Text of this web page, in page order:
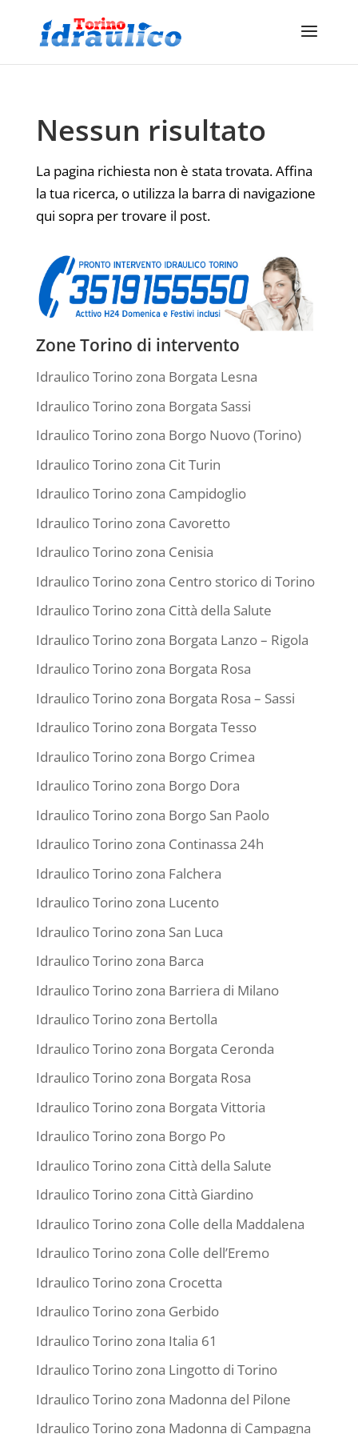
Nessun risultato
La pagina richiesta non è stata trovata. Affina
la tua ricerca, o utilizza la barra di navigazione
qui sopra per trovare il post.
Zone Torino di intervento
Idraulico Torino zona Borgata Lesna
Idraulico Torino zona Borgata Sassi
Idraulico Torino zona Borgo Nuovo (Torino)
Idraulico Torino zona Cit Turin
Idraulico Torino zona Campidoglio
Idraulico Torino zona Cavoretto
Idraulico Torino zona Cenisia
Idraulico Torino zona Centro storico di Torino
Idraulico Torino zona Città della Salute
Idraulico Torino zona Borgata Lanzo – Rigola
Idraulico Torino zona Borgata Rosa
Idraulico Torino zona Borgata Rosa – Sassi
Idraulico Torino zona Borgata Tesso
Idraulico Torino zona Borgo Crimea
Idraulico Torino zona Borgo Dora
Idraulico Torino zona Borgo San Paolo
Idraulico Torino zona Continassa 24h
Idraulico Torino zona Falchera
Idraulico Torino zona Lucento
Idraulico Torino zona San Luca
Idraulico Torino zona Barca
Idraulico Torino zona Barriera di Milano
Idraulico Torino zona Bertolla
Idraulico Torino zona Borgata Ceronda
Idraulico Torino zona Borgata Rosa
Idraulico Torino zona Borgata Vittoria
Idraulico Torino zona Borgo Po
Idraulico Torino zona Città della Salute
Idraulico Torino zona Città Giardino
Idraulico Torino zona Colle della Maddalena
Idraulico Torino zona Colle dell’Eremo
Idraulico Torino zona Crocetta
Idraulico Torino zona Gerbido
Idraulico Torino zona Italia 61
Idraulico Torino zona Lingotto di Torino
Idraulico Torino zona Madonna del Pilone
Idraulico Torino zona Madonna di Campagna